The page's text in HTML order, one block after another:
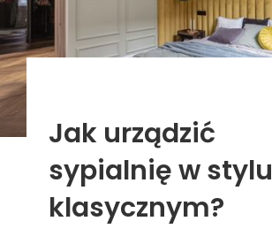
Jak urządzić
sypialnię w stylu
klasycznym?